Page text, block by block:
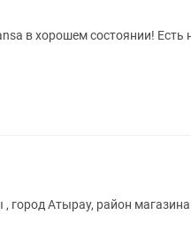
в хорошем состоянии! Есть
, город Атырау, район